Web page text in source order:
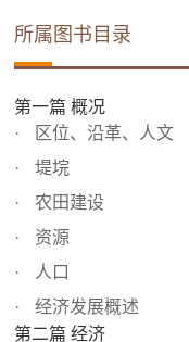
所属图书目录
第一篇 概况
区位、沿革、人文
堤垸
农田建设
资源
人口
经济发展概述
第二篇 经济